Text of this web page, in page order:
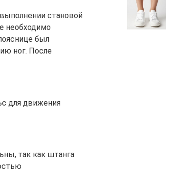
становой
необходимо
был
ног. После
для движения
так как штанга